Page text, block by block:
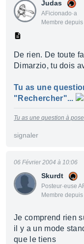
Judas
AFicionado·a
Membre
De rien. De toute
Dimarzio, tu dois
Tu as une
"Rechercher"...
Tu as une question à
signaler
Skurdt
Posteur·euse
Membre
06 Février 2004 à 10:06
Je comprend rien
il y a un mode
que le tiens